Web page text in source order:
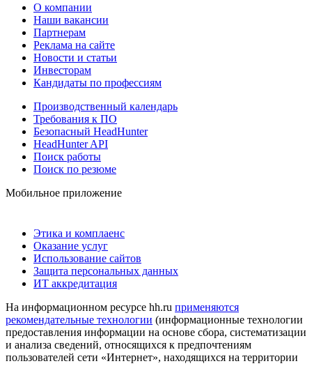
О компании
Наши вакансии
Партнерам
Реклама на сайте
Новости и статьи
Инвесторам
Кандидаты по профессиям
Производственный календарь
Требования к ПО
Безопасный HeadHunter
HeadHunter API
Поиск работы
Поиск по резюме
Мобильное приложение
Этика и комплаенс
Оказание услуг
Использование сайтов
Защита персональных данных
ИТ аккредитация
На информационном ресурсе hh.ru применяются
рекомендательные технологии (информационные технологии
предоставления информации на основе сбора, систематизации
и анализа сведений, относящихся к предпочтениям
пользователей сети «Интернет», находящихся на территории